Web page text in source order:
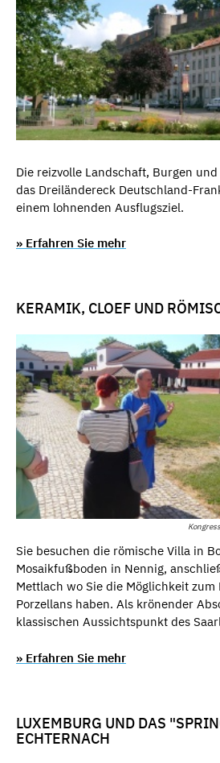
Die reizvolle Landschaft, Burgen
das Dreiländereck Deutschland-
einem lohnenden Ausflugsziel.
» Erfahren Sie mehr
KERAMIK, CLOEF UND
Sie besuchen die römische Villa in
Mosaikfußboden in Nennig,
Mettlach wo Sie die Möglichkeit
Porzellans haben. Als krönender
klassischen Aussichtspunkt des
» Erfahren Sie mehr
LUXEMBURG UND DAS
ECHTERNACH